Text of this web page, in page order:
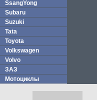
SsangYong
Subaru
Suzuki
Tata
Toyota
Volkswagen
Volvo
ЗАЗ
Мотоциклы